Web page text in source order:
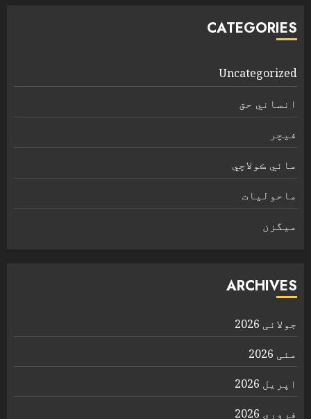
CATEGORIES
Uncategorized
انساني حق
فیچر
مائي ڪولاچي
ماحولیات
ميگزن
ARCHIVES
جولائی 2026
مئی 2026
اپریل 2026
فروری 2026